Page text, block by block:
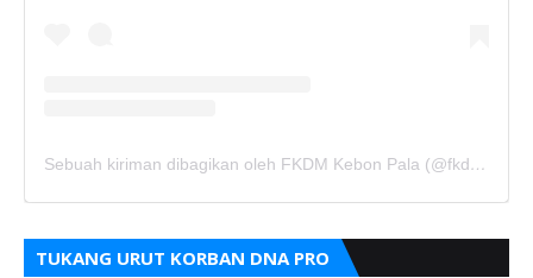
Sebuah kiriman dibagikan oleh FKDM Kebon Pala (@fkdm_kebonpala)
TUKANG URUT KORBAN DNA PRO